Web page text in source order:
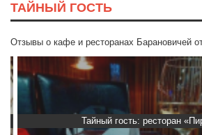
ТАЙНЫЙ ГОСТЬ
Отзывы о кафе и ресторанах Барановичей от
Тайный гость: ресторан